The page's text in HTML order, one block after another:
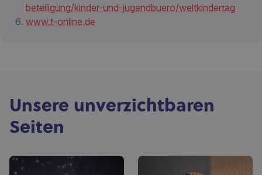
beteiligung/kinder-und-jugendbuero/weltkindertag
www.t-online.de
Unsere unverzichtbaren
Seiten